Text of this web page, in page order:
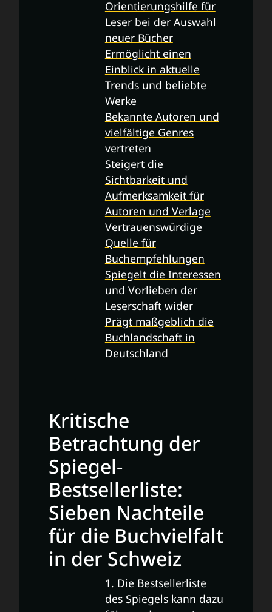
Orientierungshilfe für
Leser bei der Auswahl
neuer Bücher
Ermöglicht einen
Einblick in aktuelle
Trends und beliebte
Werke
Bekannte Autoren und
vielfältige Genres
vertreten
Steigert die
Sichtbarkeit und
Aufmerksamkeit für
Autoren und Verlage
Vertrauenswürdige
Quelle für
Buchempfehlungen
Spiegelt die Interessen
und Vorlieben der
Leserschaft wider
Prägt maßgeblich die
Buchlandschaft in
Deutschland
Kritische
Betrachtung der
Spiegel-
Bestsellerliste:
Sieben Nachteile
für die Buchvielfalt
in der Schweiz
1. Die Bestsellerliste
des Spiegels kann dazu